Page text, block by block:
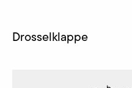
Drosselklappe